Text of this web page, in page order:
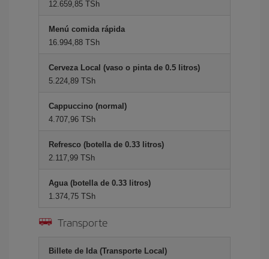
12.659,85 TSh
Menú comida rápida
16.994,88 TSh
Cerveza Local (vaso o pinta de 0.5 litros)
5.224,89 TSh
Cappuccino (normal)
4.707,96 TSh
Refresco (botella de 0.33 litros)
2.117,99 TSh
Agua (botella de 0.33 litros)
1.374,75 TSh
Transporte
Billete de Ida (Transporte Local)